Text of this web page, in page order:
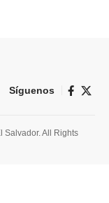
Síguenos
Salvador. All Rights